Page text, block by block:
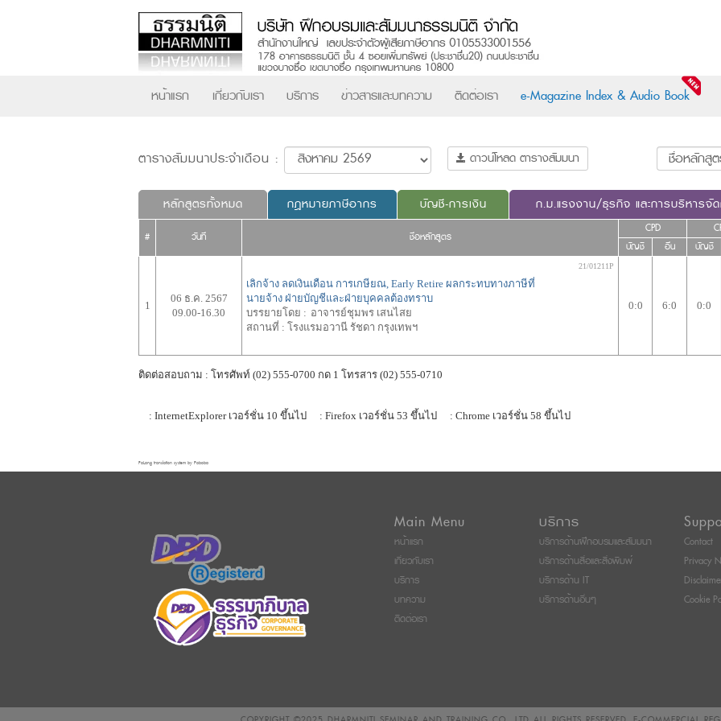
หน้าแรก เกี่ยวกับเรา บริการ ข่าวสารและบทความ ติดต่อเรา e-Magazine Index & Audio Book
ตารางสัมมนาประจำเดือน : ดาวน์โหลด ตารางสัมมนา
หลักสูตรทั้งหมด กฎหมายภาษีอากร บัญชี-การเงิน ก.ม.แรงงาน/ธุรกิจ และการบริหารจั
# วันที่ ชื่อหลักสูตร
CPD
บัญชี อื่น บัญชี
1
06 ธ.ค. 2567
09.00-16.30
เลิกจ้าง ลดเงินเดือน การเกษียณ, Early Retire ผลกระทบทางภาษีที่
นายจ้าง ฝ่ายบัญชีและฝ่ายบุคคลต้องทราบ
บรรยายโดย : อาจารย์ชุมพร เสนไสย
สถานที่ : โรงแรมอวานี รัชดา กรุงเทพฯ
21/01211P
0:0 6:0 0:0
ติดต่อสอบถาม : โทรศัพท์ (02) 555-0700 กด 1 โทรสาร (02) 555-0710
: InternetExplorer เวอร์ชั่น 10 ขึ้นไป : Firefox เวอร์ชั่น 53 ขึ้นไป : Chrome เวอร์ชั่น 58 ขึ้นไป
FaLang translation system by Faboba
Main Menu
หน้าแรก
เกี่ยวกับเรา
บริการ
บทความ
ติดต่อเรา
บริการ
บริการด้านฝึกอบรมและสัมมนา
บริการด้านสื่อและสิ่งพิมพ์
บริการด้าน IT
บริการด้านอื่นๆ
Contact
Privacy
Cookie